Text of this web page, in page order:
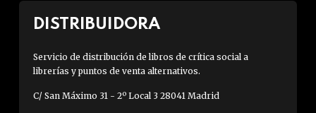
DISTRIBUIDORA
Servicio de distribución de libros de crítica social a
librerías y puntos de venta alternativos.
C/ San Máximo 31 - 2º Local 3 28041 Madrid